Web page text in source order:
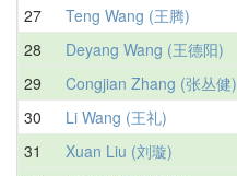
27 Teng Wang (王腾)
28 Deyang Wang (王德阳)
29 Congjian Zhang (张丛健)
30 Li Wang (王礼)
31 Xuan Liu (刘璇)